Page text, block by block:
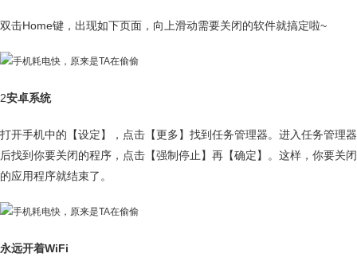
双击Home键，出现如下页面，向上滑动需要关闭的软件就搞定啦~
2安卓系统
打开手机中的【设定】，点击【更多】找到任务管理器。进入任务管理器
后找到你要关闭的程序，点击【强制停止】再【确定】。这样，你要关闭
的应用程序就结束了。
永远开着WiFi